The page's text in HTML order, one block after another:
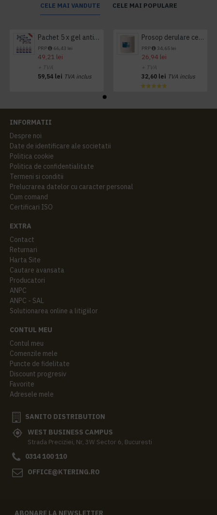
CELE MAI VANDUTE CELE MAI POPULARE
Pachet 5 x gel antibacterian 50ml si 3 x Servetele antibacteriene 48 buc Hygienium
PRP 66,43 lei
49,21 lei
+ TVA
59,54 lei TVA inclus
Prosop derulare centrala 1 pliu, 300 m Tork
PRP 34,65 lei
26,94 lei
+ TVA
32,60 lei TVA inclus
INFORMATII
Despre noi
Date de identificare ale societatii
Politica cookie
Politica de confidentialitate
Termeni si conditii
Prelucrarea datelor cu caracter personal
Cum comand
Certificari ISO
EXTRA
Contact
Returnari
Harta Site
Cautare avansata
Producatori
ANPC
ANPC - SAL
Solutionarea online a litigiilor
CONTUL MEU
Contul meu
Comenzile mele
Puncte de fidelitate
Discount progresiv
Favorite
Adresele mele
SANITO DISTRIBUTION
WEST BUSINESS CAMPUS
Strada Preciziei, Nr, 3W Sector 6, Bucuresti
0314 100 110
OFFICE@KTERING.RO
ABONARE LA NEWSLETTER